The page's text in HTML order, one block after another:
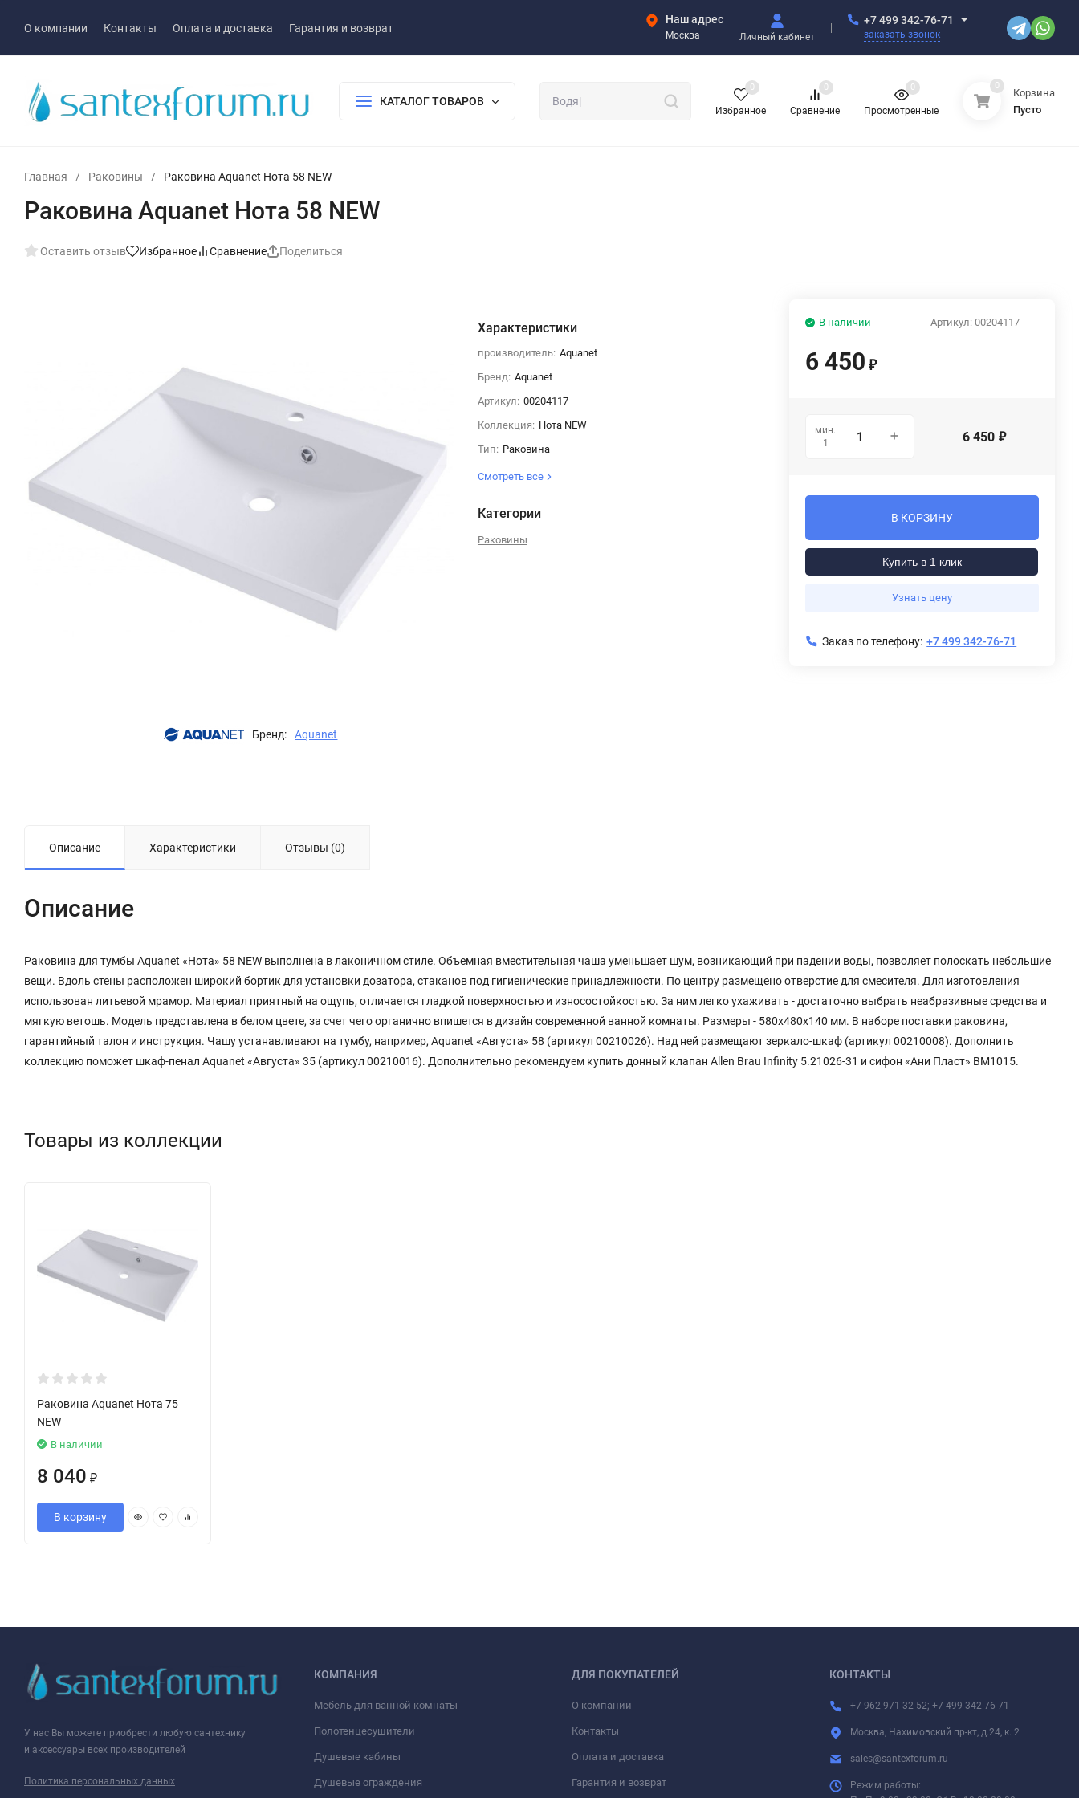
О компании Контакты Оплата и доставка Гарантия и возврат
Наш адрес
Москва Личный кабинет
+7 499 342-76-71
заказать звонок
КАТАЛОГ ТОВАРОВ
Избранное
0
Сравнение
0
Просмотренные
0 0
Корзина
Пусто
Главная / Раковины / Раковина Aquanet Нота 58 NEW
Раковина Aquanet Нота 58 NEW
Оставить отзыв Избранное Сравнение Поделиться
Бренд: Aquanet
Характеристики
производитель: Aquanet
Бренд: Aquanet
Артикул: 00204117
Коллекция: Нота NEW
Тип: Раковина
Смотреть все
Категории
Раковины
Артикул: 00204117
В наличии
6 450 ₽
мин.
1
6 450 ₽
В КОРЗИНУ
Купить в 1 клик
Узнать цену
Заказ по телефону: +7 499 342-76-71
Описание Характеристики Отзывы (0)
Описание
Раковина для тумбы Aquanet «Нота» 58 NEW выполнена в лаконичном стиле. Объемная вместительная чаша уменьшает шум, возникающий при падении воды, позволяет полоскать небольшие
вещи. Вдоль стены расположен широкий бортик для установки дозатора, стаканов под гигиенические принадлежности. По центру размещено отверстие для смесителя. Для изготовления
использован литьевой мрамор. Материал приятный на ощупь, отличается гладкой поверхностью и износостойкостью. За ним легко ухаживать - достаточно выбрать неабразивные средства и
мягкую ветошь. Модель представлена в белом цвете, за счет чего органично впишется в дизайн современной ванной комнаты. Размеры - 580х480х140 мм. В наборе поставки раковина,
гарантийный талон и инструкция. Чашу устанавливают на тумбу, например, Aquanet «Августа» 58 (артикул 00210026). Над ней размещают зеркало-шкаф (артикул 00210008). Дополнить
коллекцию поможет шкаф-пенал Aquanet «Августа» 35 (артикул 00210016). Дополнительно рекомендуем купить донный клапан Allen Brau Infinity 5.21026-31 и сифон «Ани Пласт» BM1015.
Товары из коллекции
Раковина Aquanet Нота 75
NEW
В наличии
8 040 ₽
В корзину
У нас Вы можете приобрести любую сантехнику
и аксессуары всех производителей
Политика персональных данных
КОМПАНИЯ
Мебель для ванной комнаты
Полотенцесушители
Душевые кабины
Душевые ограждения
ДЛЯ ПОКУПАТЕЛЕЙ
О компании
Контакты
Оплата и доставка
Гарантия и возврат
КОНТАКТЫ
+7 962 971-32-52; +7 499 342-76-71
Москва, Нахимовский пр-кт, д.24, к. 2
sales@santexforum.ru
Режим работы: